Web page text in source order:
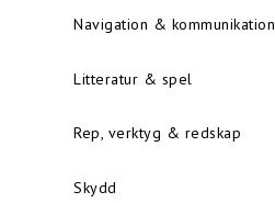
Navigation & kommunikation
Litteratur & spel
Rep, verktyg & redskap
Skydd